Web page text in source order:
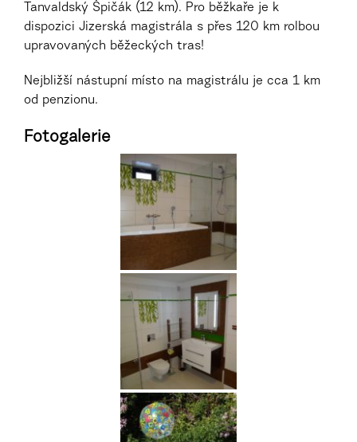
Tanvaldský Špičák (12 km). Pro běžkaře je k
dispozici Jizerská magistrála s přes 120 km rolbou
upravovaných běžeckých tras!
Nejbližší nástupní místo na magistrálu je cca 1 km
od penzionu.
Fotogalerie